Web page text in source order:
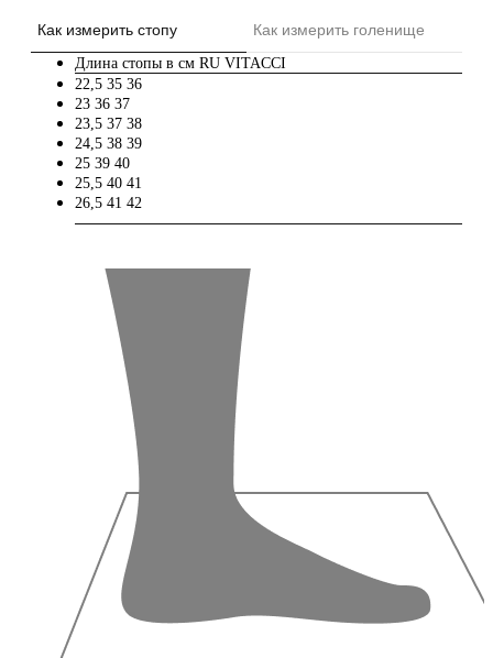
Как измерить стопу Как измерить голенище
Длина стопы в см RU VITACCI
22,5 35 36
23 36 37
23,5 37 38
24,5 38 39
25 39 40
25,5 40 41
26,5 41 42